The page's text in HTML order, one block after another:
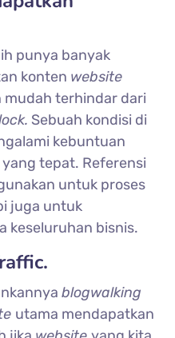
punya banyak
konten website
mudah terhindar dari
Sebuah kondisi di
kebuntuan
tepat. Referensi
untuk proses
juga untuk
keseluruhan bisnis.
blogwalking
utama mendapatkan